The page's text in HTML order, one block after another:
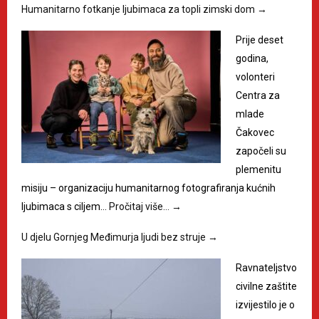
Humanitarno fotkanje ljubimaca za topli zimski dom →
Prije deset
godina,
volonteri
Centra za
mlade
Čakovec
započeli su
plemenitu
misiju – organizaciju humanitarnog fotografiranja kućnih
ljubimaca s ciljem… Pročitaj više… →
U djelu Gornjeg Međimurja ljudi bez struje →
Ravnateljstvo
civilne zaštite
izvijestilo je o